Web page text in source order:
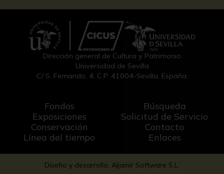
Dirección general de Cultura y Patrimonio
Universidad de Sevilla
C/ S. Fernando, 4, C.P. 41004-Sevilla, España.
Fondos
Exposiciones
Conservación
Línea del tiempo
Búsqueda
Solicitud de Servicio
Contacto
Enlaces
Diseño y desarrollo: Aljamir Software S.L.